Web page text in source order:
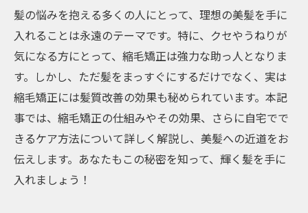
髪の悩みを抱える多くの人にとって、理想の美髪を手に
入れることは永遠のテーマです。特に、クセやうねりが
気になる方にとって、縮毛矯正は強力な助っ人となりま
す。しかし、ただ髪をまっすぐにするだけでなく、実は
縮毛矯正には髪質改善の効果も秘められています。本記
事では、縮毛矯正の仕組みやその効果、さらに自宅でで
きるケア方法について詳しく解説し、美髪への近道をお
伝えします。あなたもこの秘密を知って、輝く髪を手に
入れましょう！